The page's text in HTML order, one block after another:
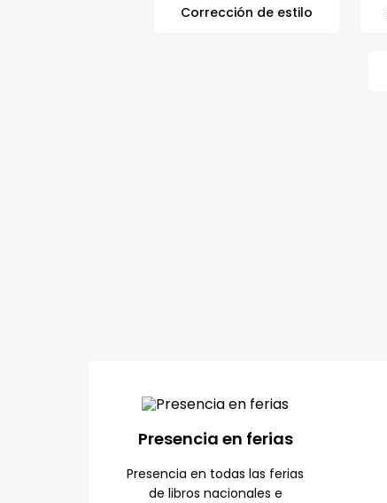
Corrección de estilo
Presencia en ferias
Presencia en todas las ferias
de libros nacionales e